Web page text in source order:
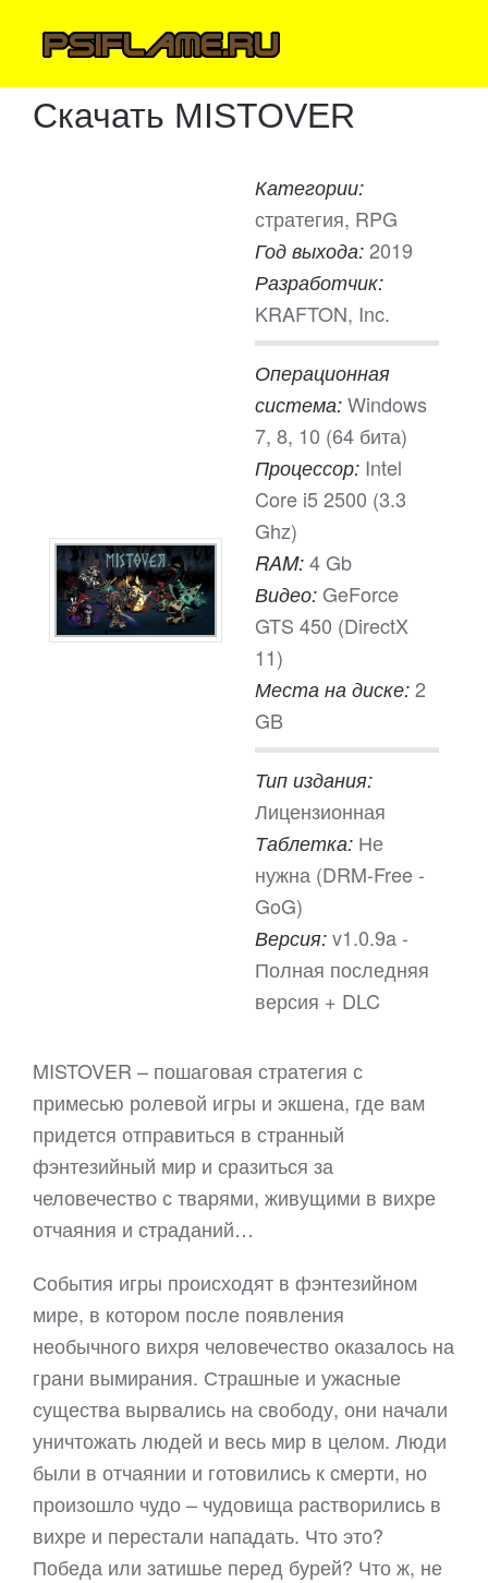
Скачать MISTOVER
Категории:
стратегия, RPG
Год выхода: 2019
Разработчик:
KRAFTON, Inc.
Операционная
система: Windows
7, 8, 10 (64 бита)
Процессор: Intel
Core i5 2500 (3.3
Ghz)
RAM: 4 Gb
Видео: GeForce
GTS 450 (DirectX
11)
Места на диске: 2
GB
Тип издания:
Лицензионная
Таблетка: Не
нужна (DRM-Free -
GoG)
Версия: v1.0.9a -
Полная последняя
версия + DLC
MISTOVER – пошаговая стратегия с
примесью ролевой игры и экшена, где вам
придется отправиться в странный
фэнтезийный мир и сразиться за
человечество с тварями, живущими в вихре
отчаяния и страданий…
События игры происходят в фэнтезийном
мире, в котором после появления
необычного вихря человечество оказалось на
грани вымирания. Страшные и ужасные
существа вырвались на свободу, они начали
уничтожать людей и весь мир в целом. Люди
были в отчаянии и готовились к смерти, но
произошло чудо – чудовища растворились в
вихре и перестали нападать. Что это?
Победа или затишье перед бурей? Что ж, не